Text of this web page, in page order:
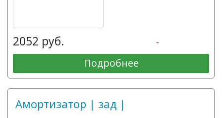
2052 руб. -
Подробнее
Амортизатор | зад |